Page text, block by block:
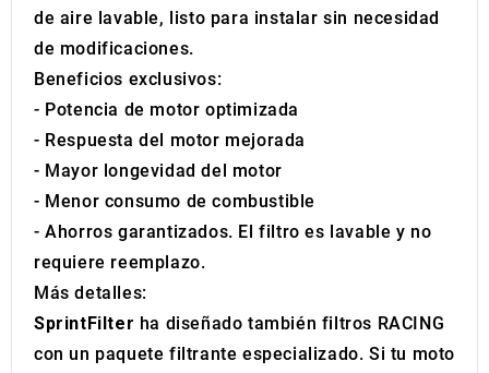
de aire lavable, listo para instalar sin necesidad
de modificaciones.
Beneficios exclusivos:
- Potencia de motor optimizada
- Respuesta del motor mejorada
- Mayor longevidad del motor
- Menor consumo de combustible
- Ahorros garantizados. El filtro es lavable y no
requiere reemplazo.
Más detalles:
SprintFilter ha diseñado también filtros RACING
con un paquete filtrante especializado. Si tu moto